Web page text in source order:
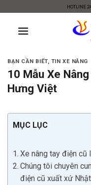
content
HOTLINE
BẠN CẦN BIẾT, TIN XE NÂNG
10 Mẫu Xe
Hưng Việt
MỤC LỤC
Xe nâng tay điện cũ
Chúng tôi chuyên
điện cũ xuất xứ